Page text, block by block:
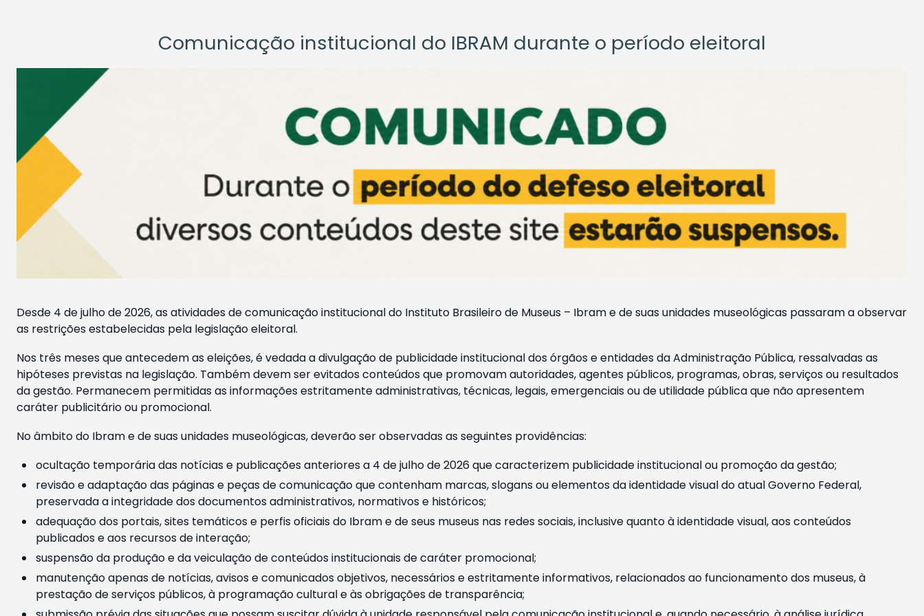
Comunicação institucional do IBRAM durante o período eleitoral
Desde 4 de julho de 2026, as atividades de comunicação institucional do Instituto Brasileiro de Museus – Ibram e de suas unidades museológicas passaram a observar
as restrições estabelecidas pela legislação eleitoral.
Nos três meses que antecedem as eleições, é vedada a divulgação de publicidade institucional dos órgãos e entidades da Administração Pública, ressalvadas as
hipóteses previstas na legislação. Também devem ser evitados conteúdos que promovam autoridades, agentes públicos, programas, obras, serviços ou resultados
da gestão. Permanecem permitidas as informações estritamente administrativas, técnicas, legais, emergenciais ou de utilidade pública que não apresentem
caráter publicitário ou promocional.
No âmbito do Ibram e de suas unidades museológicas, deverão ser observadas as seguintes providências:
ocultação temporária das notícias e publicações anteriores a 4 de julho de 2026 que caracterizem publicidade institucional ou promoção da gestão;
revisão e adaptação das páginas e peças de comunicação que contenham marcas, slogans ou elementos da identidade visual do atual Governo Federal,
preservada a integridade dos documentos administrativos, normativos e históricos;
adequação dos portais, sites temáticos e perfis oficiais do Ibram e de seus museus nas redes sociais, inclusive quanto à identidade visual, aos conteúdos
publicados e aos recursos de interação;
suspensão da produção e da veiculação de conteúdos institucionais de caráter promocional;
manutenção apenas de notícias, avisos e comunicados objetivos, necessários e estritamente informativos, relacionados ao funcionamento dos museus, à
prestação de serviços públicos, à programação cultural e às obrigações de transparência;